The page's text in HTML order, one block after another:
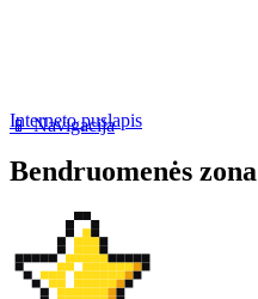
📱 Navigacija
Interneto puslapis
Bendruomenės zona